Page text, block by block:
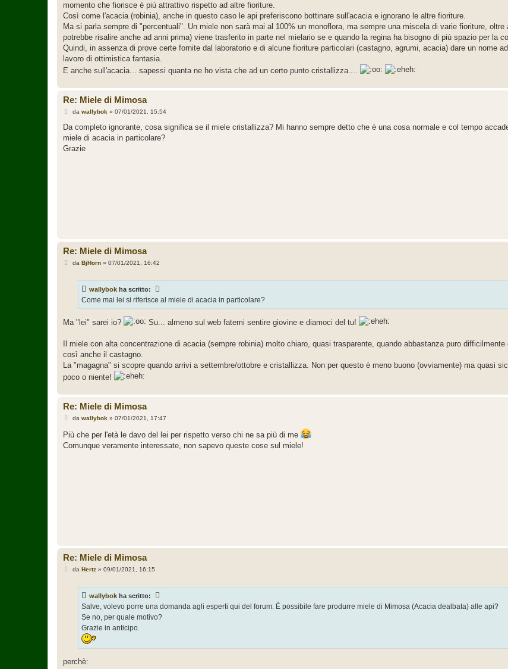
momento che fiorisce è più attrattivo rispetto ad altre fioriture.
Così come l'acacia (robinia), anche in questo caso le api preferiscono bottinare sull'acacia e ignorano le altre fioriture.
Ma si parla sempre di "percentuali". Un miele non sarà mai al 100% un monoflora, ma sempre una miscela di varie fioriture,
potrebbe risalire anche ad anni prima) viene trasferito in parte nel mielario se e quando la regina ha bisogno di più spazio per la
Quindi, in assenza di prove certe fornite dal laboratorio e di alcune fioriture particolari (castagno, agrumi, acacia) dare un nome
lavoro di ottimistica fantasia.
E anche sull'acacia... sapessi quanta ne ho vista che ad un certo punto cristallizza....
Re: Miele di Mimosa
M
s
a
g
da wallybok » 07/01/2021, 15:54
Da completo ignorante, cosa significa se il miele cristallizza? Mi hanno sempre detto che è una cosa normale e col tempo
miele di acacia in particolare?
Grazie
Re: Miele di Mimosa
Mda BjHorn» 07/01/2021, 16:42
wallybok ha scritto:
Come mai lei si riferisce al miele di acacia in particolare?
Ma "lei" sarei io? Su... almeno sul web fatemi sentire giovine e diamoci del tu!
Il miele con alta concentrazione di acacia (sempre robinia) molto chiaro, quasi trasparente, quando abbastanza puro
così anche il castagno.
La "magagna" si scopre quando arrivi a settembre/ottobre e cristallizza. Non per questo è meno buono (ovviamente) ma quasi
poco o niente!
Re: Miele di Mimosa
M
s
s
a
da wallybok » 07/01/2021, 17:47
Più che per l'età le davo del lei per rispetto verso chi ne sa più di me
Comunque veramente interessate, non sapevo queste cose sul miele!
Re: Miele di Mimosa
Mda Hertz» 09/01/2021, 16:15
wallybok ha scritto:
Salve, volevo porre una domanda agli esperti qui del forum. È possibile fare produrre miele di Mimosa (Acacia dealbata) alle api?
Se no, per quale motivo?
Grazie in anticipo.
perchè: